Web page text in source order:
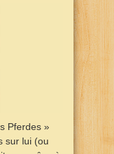
Pferdes »
sur lui (ou